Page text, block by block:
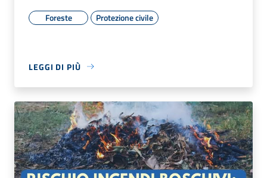
Foreste Protezione civile
LEGGI DI PIÙ